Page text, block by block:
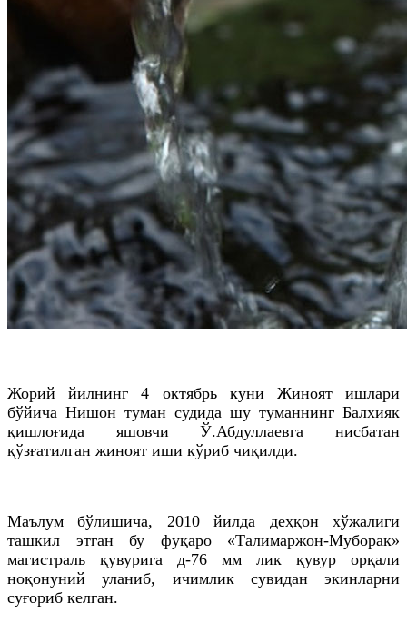
Жорий йилнинг 4 октябрь куни Жиноят ишлари
бўйича Нишон туман судида шу туманнинг Балхияк
қишлоғида яшовчи Ў.Абдуллаевга нисбатан
қўзғатилган жиноят иши кўриб чиқилди.
Маълум бўлишича, 2010 йилда деҳқон хўжалиги
ташкил этган бу фуқаро «Талимаржон-Муборак»
магистраль қувурига д-76 мм лик қувур орқали
ноқонуний уланиб, ичимлик сувидан экинларни
суғориб келган.